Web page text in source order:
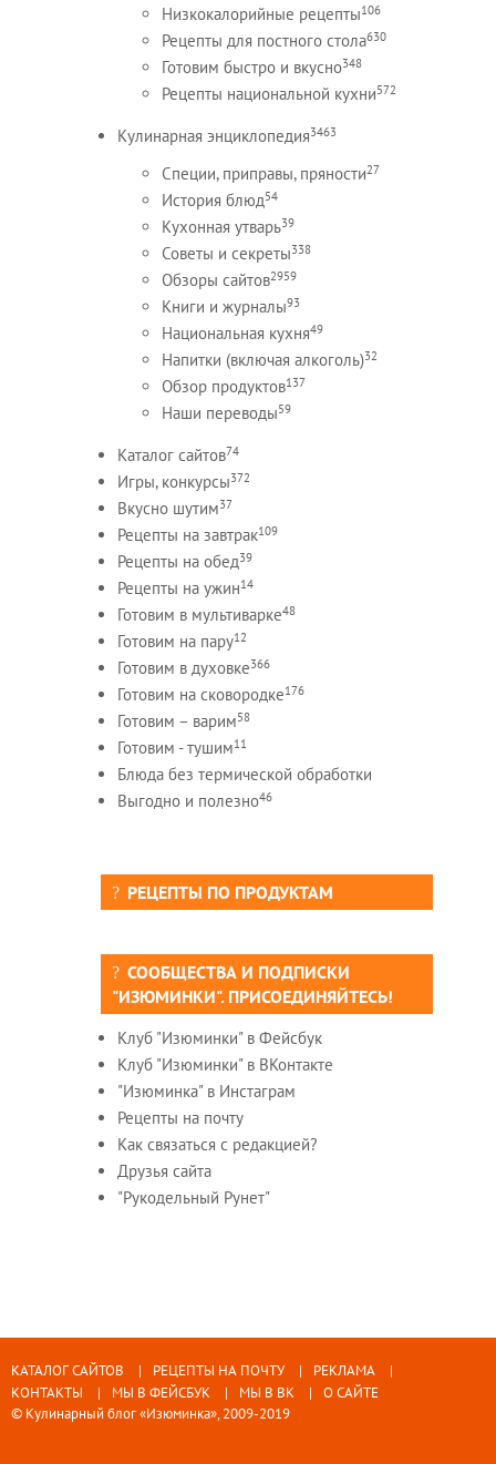
Низкокалорийные рецепты106
Рецепты для постного стола630
Готовим быстро и вкусно348
Рецепты национальной кухни572
Кулинарная энциклопедия3463
Специи, приправы, пряности27
История блюд54
Кухонная утварь39
Советы и секреты338
Обзоры сайтов2959
Книги и журналы93
Национальная кухня49
Напитки (включая алкоголь)32
Обзор продуктов137
Наши переводы59
Каталог сайтов74
Игры, конкурсы372
Вкусно шутим37
Рецепты на завтрак109
Рецепты на обед39
Рецепты на ужин14
Готовим в мультиварке48
Готовим на пару12
Готовим в духовке366
Готовим на сковородке176
Готовим – варим58
Готовим - тушим11
Блюда без термической обработки
Выгодно и полезно46
РЕЦЕПТЫ ПО ПРОДУКТАМ
СООБЩЕСТВА И ПОДПИСКИ
"ИЗЮМИНКИ". ПРИСОЕДИНЯЙТЕСЬ!
Клуб "Изюминки" в Фейсбук
Клуб "Изюминки" в ВКонтакте
"Изюминка" в Инстаграм
Рецепты на почту
Как связаться с редакцией?
Друзья сайта
"Рукодельный Рунет"
КАТАЛОГ САЙТОВ РЕЦЕПТЫ НА ПОЧТУ
РЕКЛАМА
КОНТАКТЫ
МЫ В ФЕЙСБУК МЫ В ВК
О САЙТЕ
© Кулинарный блог «Изюминка», 2009-2019